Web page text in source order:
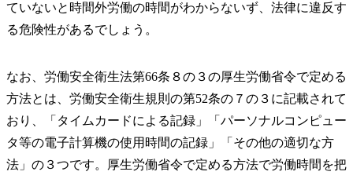
ていないと時間外労働の時間がわからないず、法律に違反す
る危険性があるでしょう。
なお、労働安全衛生法第66条８の３の厚生労働省令で定める
方法とは、労働安全衛生規則の第52条の７の３に記載されて
おり、「タイムカードによる記録」「パーソナルコンピュー
タ等の電子計算機の使用時間の記録」「その他の適切な方
法」の３つです。厚生労働省令で定める方法で労働時間を把